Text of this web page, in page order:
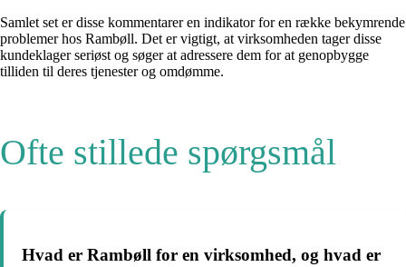
Samlet set er disse kommentarer en indikator for en række bekymrende
problemer hos Rambøll. Det er vigtigt, at virksomheden tager disse
kundeklager seriøst og søger at adressere dem for at genopbygge
tilliden til deres tjenester og omdømme.
Ofte stillede spørgsmål
Hvad er Rambøll for en virksomhed, og hvad er